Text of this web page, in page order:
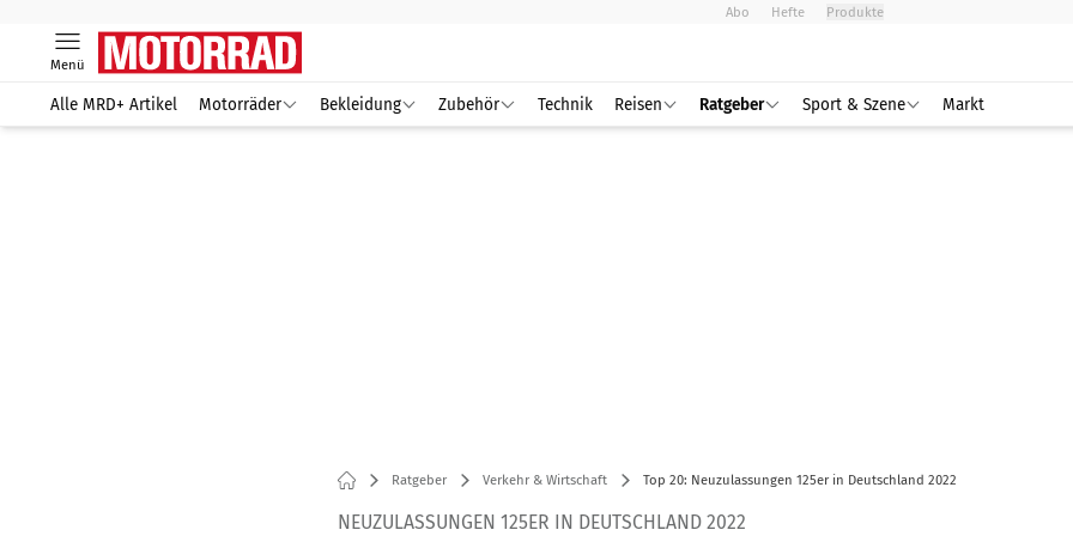
Abo Hefte Produkte
Menü
Alle MRD+ Artikel Motorräder Bekleidung Zubehör Technik Reisen Ratgeber Sport & Szene Markt
Ratgeber Verkehr & Wirtschaft Top 20: Neuzulassungen 125er in Deutschland 2022
NEUZULASSUNGEN 125ER IN DEUTSCHLAND 2022